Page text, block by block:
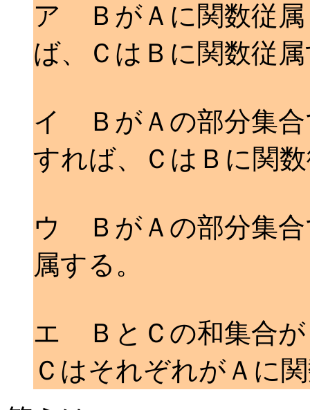
ア ＢがＡに関数従属
ば、ＣはＢに関数従
イ ＢがＡの部分集合
すれば、ＣはＢに関
ウ ＢがＡの部分集合
属する。
エ ＢとＣの和集合が
ＣはそれぞれがＡに